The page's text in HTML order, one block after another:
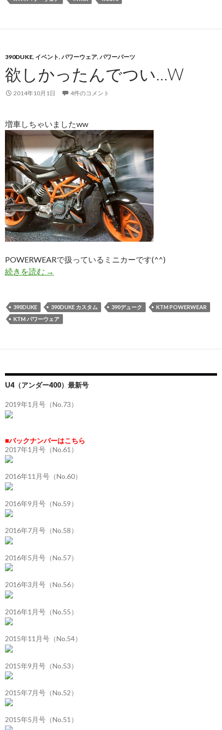
390DUKE, イベント, パワーウェア, パワーパーツ
欲しかったんでつい…W
2014年10月1日 4件のコメント
増車しちゃいましたww
POWERWEARで扱っているミニカーです(^^)
続きを読む 欲しかったんでつい…w
→
390DUKE 390DUKE カスタム 390デューク
KTM POWERWEAR
KTM パワーウェア
U4（アンダー400）最新号
2019年1月号（No.73）
■バックナンバーはこちら
2017年1月号（No.61）
2016年11月号（No.60）
2016年9月号（No.59）
2016年7月号（No.58）
2016年5月号（No.57）
2016年3月号（No.56）
2016年1月号（No.55）
2015年11月号（No.54）
2015年9月号（No.53）
2015年7月号（No.52）
2015年5月号（No.51）